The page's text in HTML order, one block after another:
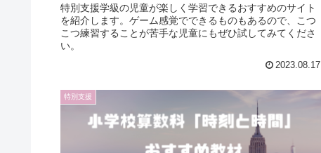
特別支援学級の児童が楽しく学習できるおすすめのサイト
を紹介します。ゲーム感覚でできるものもあるので、こつ
こつ練習することが苦手な児童にもぜひ試してみてくださ
い。
2023.08.17
特別支援